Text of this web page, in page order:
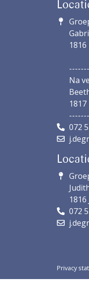
-------
Na
-------
072
072
Privacy